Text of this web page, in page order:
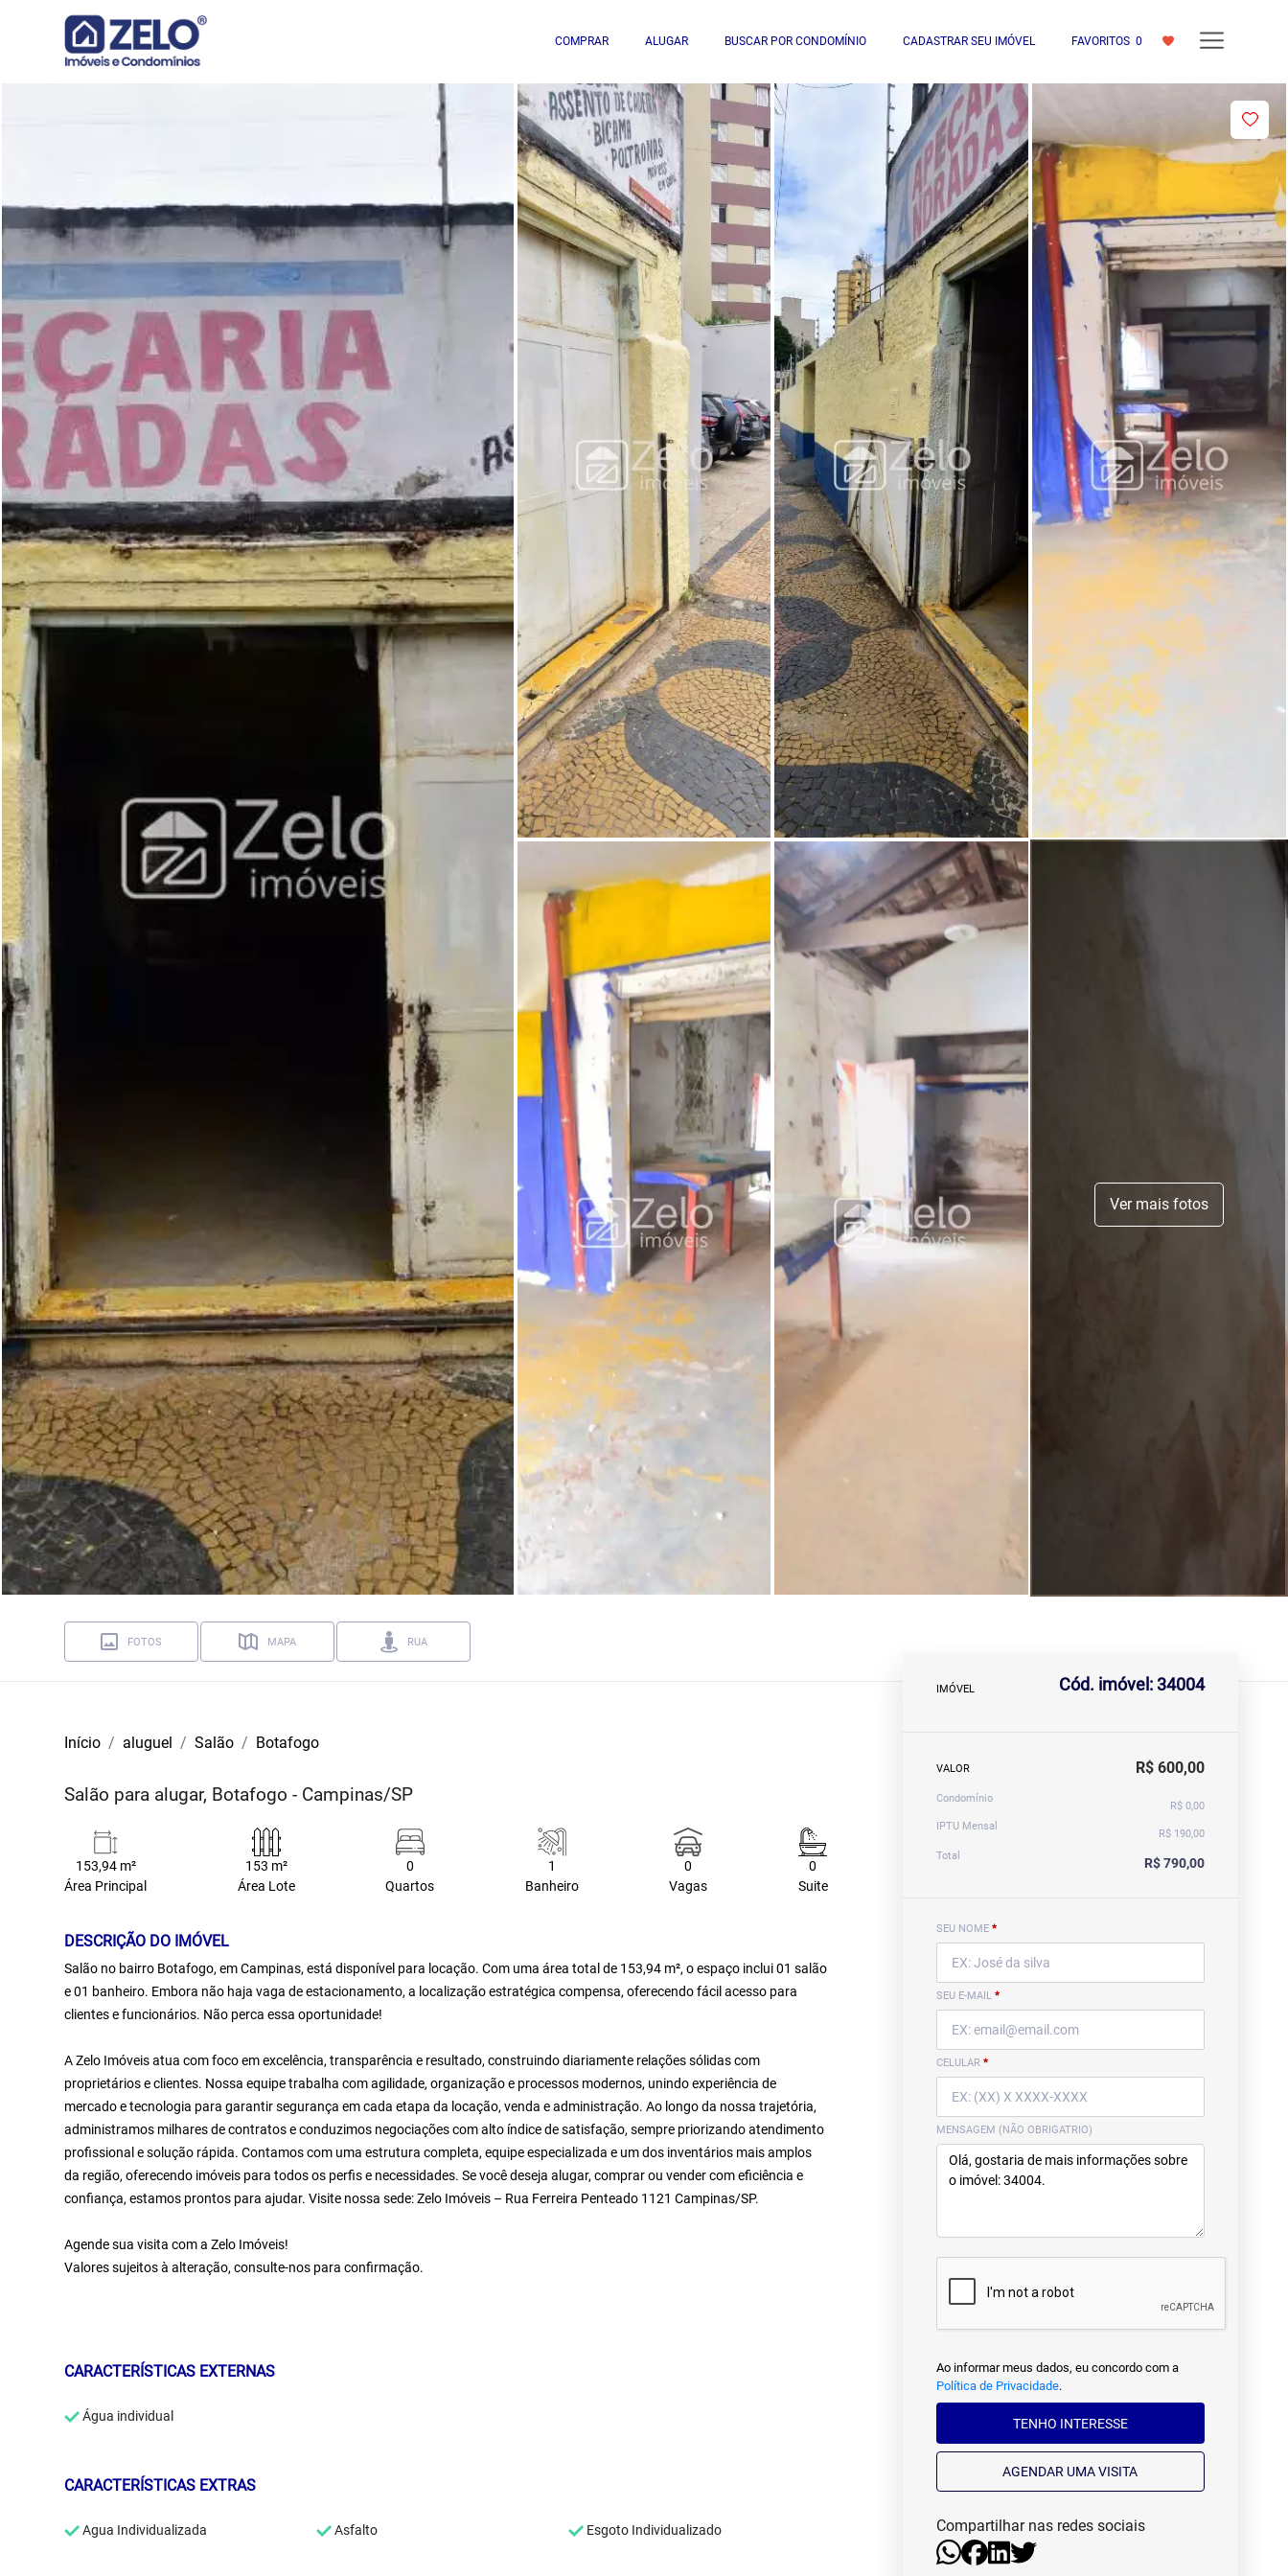
COMPRAR ALUGAR BUSCAR POR CONDOMÍNIO CADASTRAR SEU IMÓVEL FAVORITOS 0
Ver mais fotos
FOTOS MAPA RUA
Início aluguel Salão Botafogo
Salão para alugar, Botafogo - Campinas/SP
153,94 m²
Área Principal
153 m²
Área Lote
0
Quartos
1
Banheiro
0
Vagas
0
Suite
DESCRIÇÃO DO IMÓVEL
Salão no bairro Botafogo, em Campinas, está disponível para locação. Com uma área total de 153,94 m², o espaço inclui 01 salão
e 01 banheiro. Embora não haja vaga de estacionamento, a localização estratégica compensa, oferecendo fácil acesso para
clientes e funcionários. Não perca essa oportunidade!
A Zelo Imóveis atua com foco em excelência, transparência e resultado, construindo diariamente relações sólidas com
proprietários e clientes. Nossa equipe trabalha com agilidade, organização e processos modernos, unindo experiência de
mercado e tecnologia para garantir segurança em cada etapa da locação, venda e administração. Ao longo da nossa trajetória,
administramos milhares de contratos e conduzimos negociações com alto índice de satisfação, sempre priorizando atendimento
profissional e solução rápida. Contamos com uma estrutura completa, equipe especializada e um dos inventários mais amplos
da região, oferecendo imóveis para todos os perfis e necessidades. Se você deseja alugar, comprar ou vender com eficiência e
confiança, estamos prontos para ajudar. Visite nossa sede: Zelo Imóveis – Rua Ferreira Penteado 1121 Campinas/SP.
Agende sua visita com a Zelo Imóveis!
Valores sujeitos à alteração, consulte-nos para confirmação.
CARACTERÍSTICAS EXTERNAS
Água individual
CARACTERÍSTICAS EXTRAS
Agua Individualizada Asfalto Esgoto Individualizado
IMÓVEL Cód. imóvel: 34004
VALOR R$ 600,00
Condomínio
R$ 0,00
IPTU Mensal
R$ 190,00
Total
R$ 790,00
SEU NOME *
SEU E-MAIL *
CELULAR *
MENSAGEM (NÃO OBRIGATRIO)
Ao informar meus dados, eu concordo com a
Política de Privacidade.
TENHO INTERESSE
AGENDAR UMA VISITA
Compartilhar nas redes sociais